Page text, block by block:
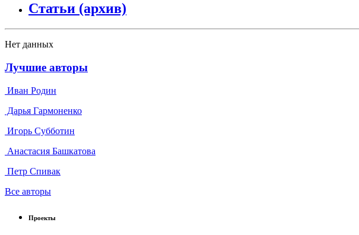
Статьи (архив)
Нет данных
Лучшие авторы
Иван Родин
Дарья Гармоненко
Игорь Субботин
Анастасия Башкатова
Петр Спивак
Все авторы
Проекты